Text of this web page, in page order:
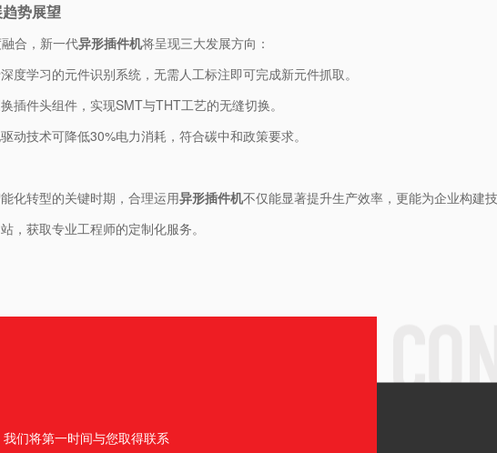
势展望
合，新一代​​异形插件机​​将呈现三大发展方向：
深度学习的元件识别系统，无需人工标注即可完成新元件抓取。
换插件头组件，实现SMT与THT工艺的无缝切换。
动技术可降低30%电力消耗，符合碳中和政策要求。
化转型的关键时期，合理运用​​异形插件机​不仅能显著提升生产效率，更能为企业构建
，获取专业工程师的定制化服务。
我们将第一时间与您取得联系